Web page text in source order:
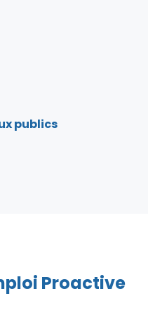
publics
Proactive